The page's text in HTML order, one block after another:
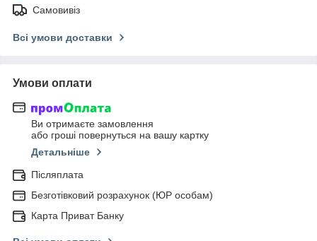
Самовивіз
Всі умови доставки
Умови оплати
Ви отримаєте замовлення
або гроші повернуться на вашу картку
Детальніше
Післяплата
Безготівковий розрахунок (ЮР особам)
Карта Приват Банку